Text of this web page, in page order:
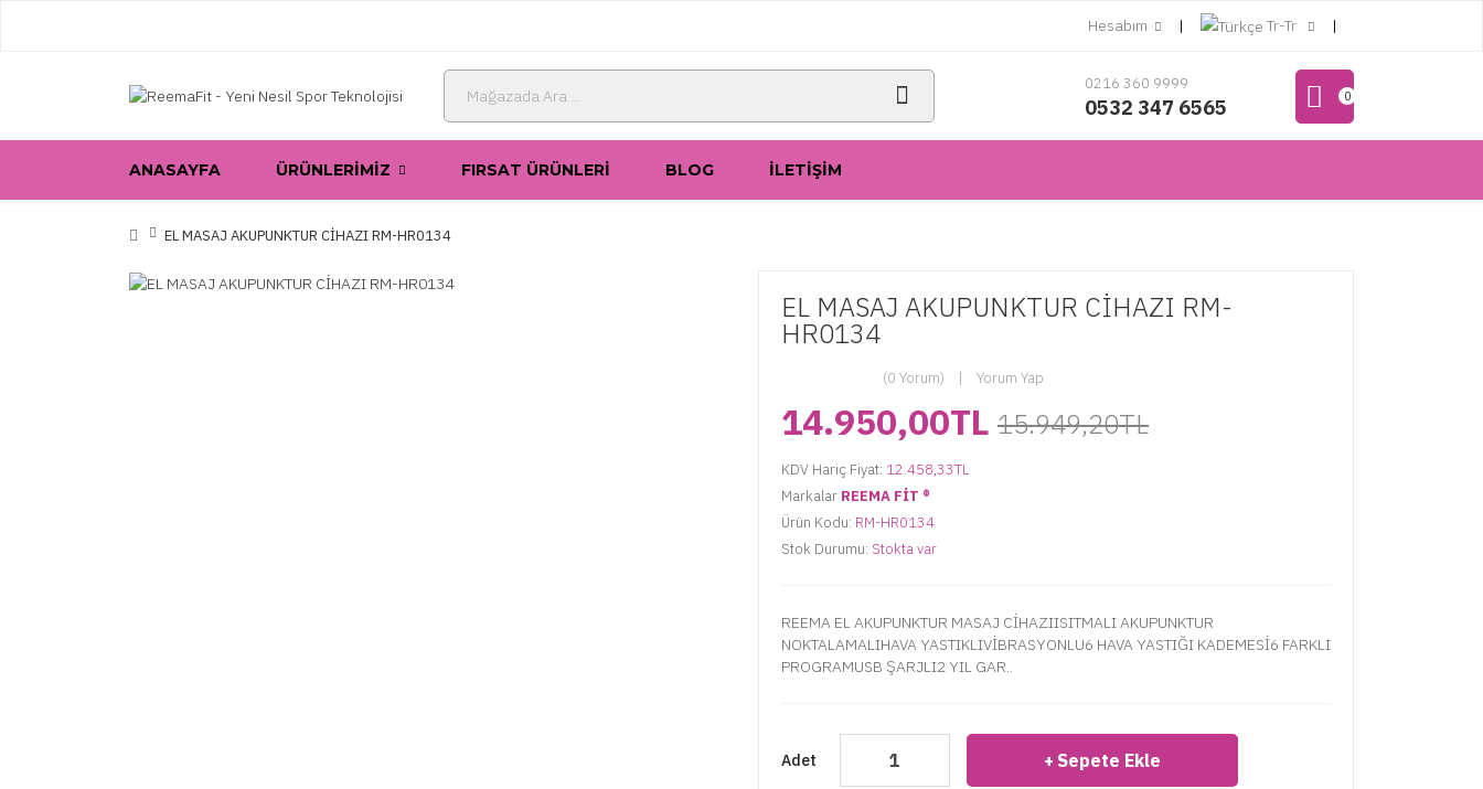
Hesabım Tr-Tr
0
0216 360 9999
0532 347 6565
ANASAYFA ÜRÜNLERIMIZ FIRSAT ÜRÜNLERI BLOG İLETIŞIM
EL MASAJ AKUPUNKTUR CİHAZI RM-HR0134
EL MASAJ AKUPUNKTUR CİHAZI RM-
HR0134
(0 Yorum) Yorum Yap
14.950,00TL 15.949,20TL
KDV Hariç Fiyat: 12.458,33TL
Markalar REEMA FİT ®️
Ürün Kodu: RM-HR0134
Stok Durumu: Stokta var
REEMA EL AKUPUNKTUR MASAJ CİHAZIISITMALI AKUPUNKTUR
NOKTALAMALIHAVA YASTIKLIVİBRASYONLU6 HAVA YASTIĞI KADEMESİ6 FARKLI
PROGRAMUSB ŞARJLI2 YIL GAR..
Adet Sepete Ekle